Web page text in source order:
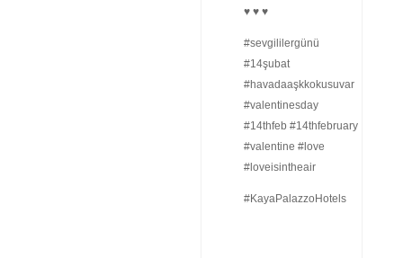
♥ ♥ ♥
#sevgililergünü
#14şubat
#havadaaşkkokusuvar
#valentinesday
#14thfeb #14thfebruary
#valentine #love
#loveisintheair
#KayaPalazzoHotels